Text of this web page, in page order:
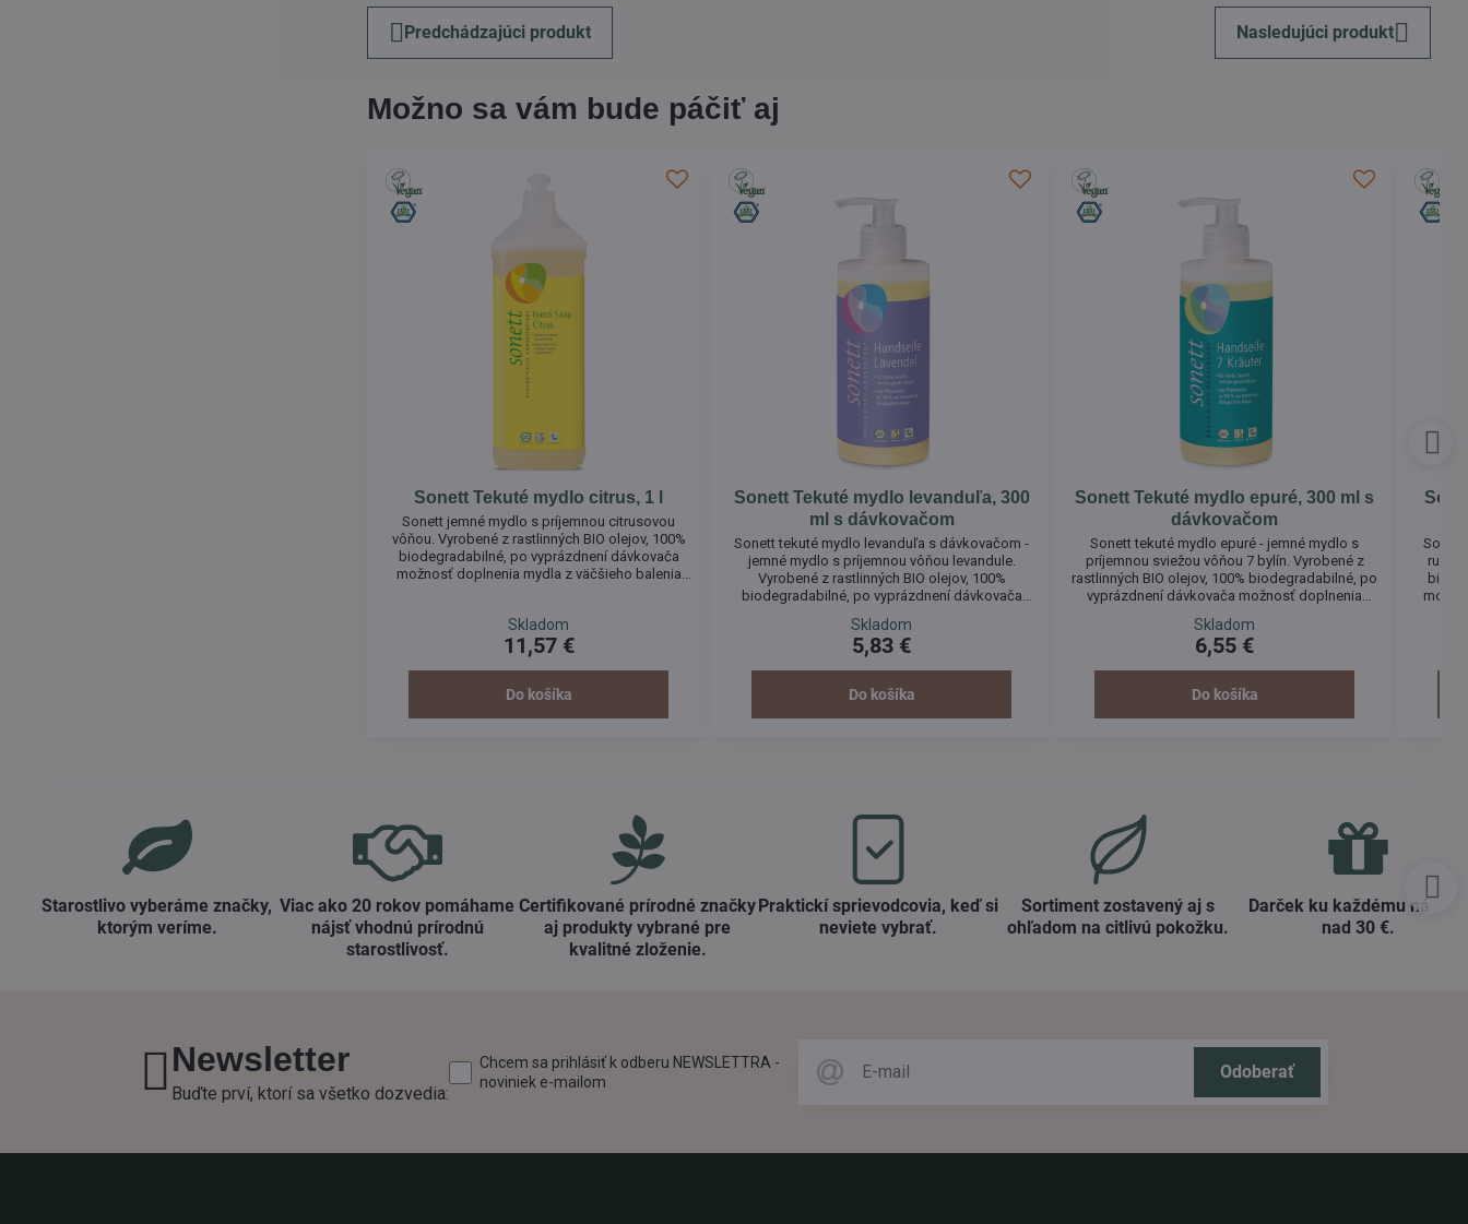
Predchádzajúci produkt Nasledujúci produkt
Možno sa vám bude páčiť aj
Sonett Tekuté mydlo citrus, 1 l
Sonett jemné mydlo s príjemnou citrusovou
vôňou. Vyrobené z rastlinných BIO olejov, 100%
biodegradabilné, po vyprázdnení dávkovača
možnosť doplnenia mydla z väčšieho balenia
tváre a celého tela.
Skladom
11,57 €
Do košíka
Sonett Tekuté mydlo levanduľa, 300
ml s dávkovačom
Sonett tekuté mydlo levanduľa s dávkovačom -
jemné mydlo s príjemnou vôňou levandule.
Vyrobené z rastlinných BIO olejov, 100%
biodegradabilné, po vyprázdnení dávkovača
Tekuté mydlo môže byť používané na umývanie a
ošetrenie pokožky rúk, tváre a celého tela.
Skladom
5,83 €
Do košíka
Sonett Tekuté mydlo epuré, 300 ml s
dávkovačom
Sonett tekuté mydlo epuré - jemné mydlo s
príjemnou sviežou vôňou 7 bylín. Vyrobené z
rastlinných BIO olejov, 100% biodegradabilné, po
vyprázdnení dávkovača možnosť doplnenia
byť používané na umývanie a ošetrenie pokožky
rúk, tváre a celého tela.
Skladom
6,55 €
Do košíka
Sonett
ruže.
Starostlivo vyberáme značky,
ktorým veríme​.
Viac ako 20 rokov pomáhame
nájsť vhodnú prírodnú
starostlivosť​.
Certifikované prírodné značky
aj produkty vybrané pre
kvalitné zloženie​.
Praktickí sprievodcovia, keď si
neviete vybrať​.
Sortiment zostavený aj s
ohľadom na citlivú pokožku​.
Darček ku každému nákupu
nad 30 €​.
Newsletter
Buďte prví, ktorí sa všetko dozvedia:
Odoberať
Chcem sa prihlásiť k odberu NEWSLETTRA -
noviniek e-mailom